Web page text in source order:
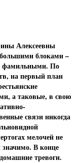
Алексеевны
блоками –
фамильными. По
на первый план
а таковые, в свою
связи никогда
мелочей не
В конце
тревоги.